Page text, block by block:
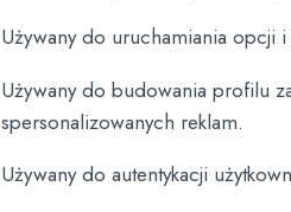
Używany do uruchamiania opcji
Używany do budowania profilu
spersonalizowanych reklam.
Używany do autentykacji